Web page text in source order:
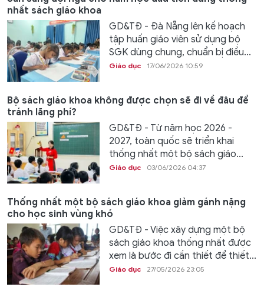
nhất sách giáo khoa
GD&TĐ - Đà Nẵng lên kế hoạch
tập huấn giáo viên sử dụng bộ
SGK dùng chung, chuẩn bị điều...
Giáo dục 17/06/2026 10:59
Bộ sách giáo khoa không được chọn sẽ đi về đâu để
tránh lãng phí?
GD&TĐ - Từ năm học 2026 -
2027, toàn quốc sẽ triển khai
thống nhất một bộ sách giáo...
Giáo dục 03/06/2026 04:37
Thống nhất một bộ sách giáo khoa giảm gánh nặng
cho học sinh vùng khó
GD&TĐ - Việc xây dựng một bộ
sách giáo khoa thống nhất được
xem là bước đi cần thiết để thiết...
Giáo dục 27/05/2026 23:05